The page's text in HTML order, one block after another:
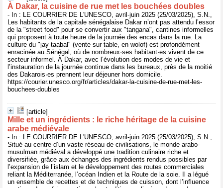
À Dakar, la cuisine de rue met les bouchées doubles
- In : LE COURRIER DE L'UNESCO, avril-juin 2025 (25/03/2025), S.N.,
Les habitants de la capitale sénégalaise Dakar n’ont pas attendu l’essor
de la "street food" pour se convertir aux "tangana", cantines informelles
qui proposent à toute heure de la journée des encas dans la rue. La
culture du "jay taabal" (vente sur table, en wolof) est profondément
enracinée au Sénégal, où de nombreux·ses habitant·es vivent de ce
secteur informel. À Dakar, avec l’évolution des modes de vie et
l’instauration de la journée continue dans les bureaux, près de la moitié
des Dakarois·es prennent leur déjeuner hors domicile.
https://courier.unesco.org/fr/articles/dakar-la-cuisine-de-rue-met-les-
bouchees-doubles
[article]
Mille et un ingrédients : le riche héritage de la cuisine
arabe médiévale
- In : LE COURRIER DE L'UNESCO, avril-juin 2025 (25/03/2025), S.N.,
Situé au centre d’un vaste réseau de civilisations, le monde arabo-
musulman médiéval a développé une tradition culinaire riche et
diversifiée, grâce aux échanges des ingrédients rendus possibles par
l’expansion de l’islam et le développement des routes commerciales
reliant la Méditerranée, l’océan Indien et la Route de la soie. Il a légué
un ensemble de recettes et de techniques de cuisson, dont l’influence